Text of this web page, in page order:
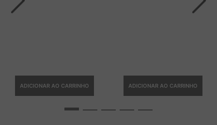
ADICIONAR AO CARRINHO ADICIONAR AO CARRINHO